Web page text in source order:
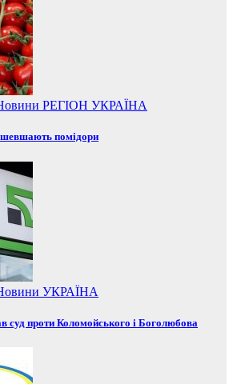
РЕГІОН УКРАЇНА
помідори
УКРАЇНА
суд проти Коломойського і Боголюбова